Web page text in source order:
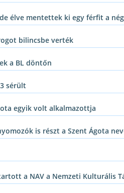
élve mentettek ki egy férfit a
bilincsbe verték
a BL döntőn
sérült
egyik volt alkalmazottja
is részt a Szent Ágota
a NAV a Nemzeti Kulturális